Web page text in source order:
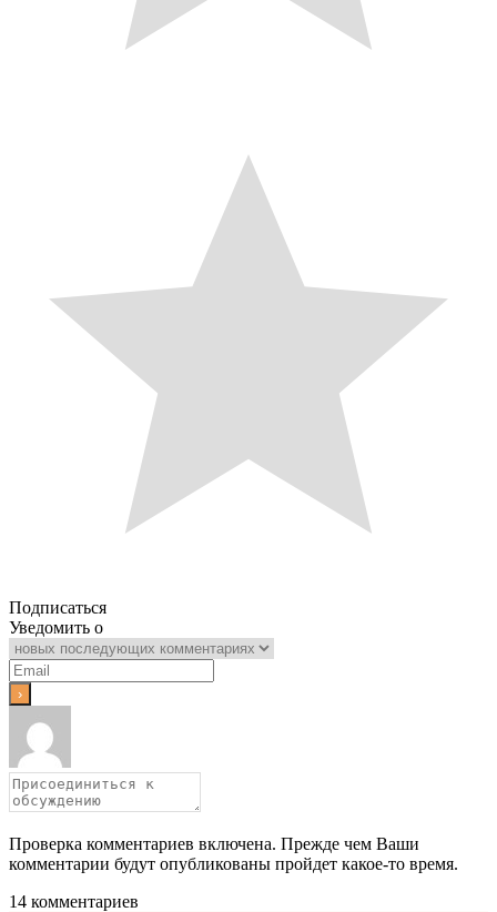
Подписаться
Уведомить о
Проверка комментариев включена. Прежде чем Ваши
комментарии будут опубликованы пройдет какое-то время.
14 комментариев